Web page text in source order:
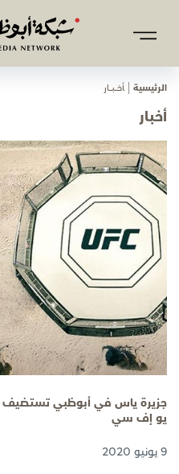
الرئيسية ﺄﺧـــﺒـــﺎر
أخبار
جزيرة ياس في أبوظبي تستضيف
يو إف سي
9 يونيو 2020